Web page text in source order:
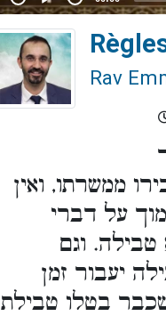
Rav
ממשרתו, ואין
על דברי
וגם
יעבור זמן
בטלו טבילת